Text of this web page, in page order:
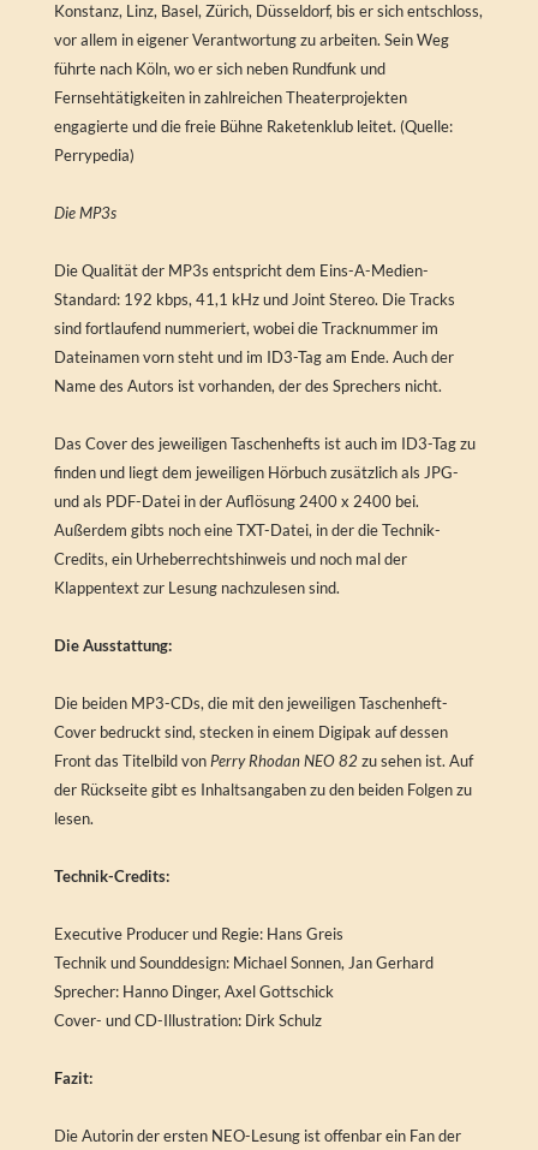
Konstanz, Linz, Basel, Zürich, Düsseldorf, bis er sich entschloss,
vor allem in eigener Verantwortung zu arbeiten. Sein Weg
führte nach Köln, wo er sich neben Rundfunk und
Fernsehtätigkeiten in zahlreichen Theaterprojekten
engagierte und die freie Bühne Raketenklub leitet. (Quelle:
Perrypedia)
Die MP3s
Die Qualität der MP3s entspricht dem Eins-A-Medien-
Standard: 192 kbps, 41,1 kHz und Joint Stereo. Die Tracks
sind fortlaufend nummeriert, wobei die Tracknummer im
Dateinamen vorn steht und im ID3-Tag am Ende. Auch der
Name des Autors ist vorhanden, der des Sprechers nicht.
Das Cover des jeweiligen Taschenhefts ist auch im ID3-Tag zu
finden und liegt dem jeweiligen Hörbuch zusätzlich als JPG-
und als PDF-Datei in der Auflösung 2400 x 2400 bei.
Außerdem gibts noch eine TXT-Datei, in der die Technik-
Credits, ein Urheberrechtshinweis und noch mal der
Klappentext zur Lesung nachzulesen sind.
Die Ausstattung:
Die beiden MP3-CDs, die mit den jeweiligen Taschenheft-
Cover bedruckt sind, stecken in einem Digipak auf dessen
Front das Titelbild von Perry Rhodan NEO 82 zu sehen ist. Auf
der Rückseite gibt es Inhaltsangaben zu den beiden Folgen zu
lesen.
Technik-Credits:
Executive Producer und Regie: Hans Greis
Technik und Sounddesign: Michael Sonnen, Jan Gerhard
Sprecher: Hanno Dinger, Axel Gottschick
Cover- und CD-Illustration: Dirk Schulz
Fazit:
Die Autorin der ersten NEO-Lesung ist offenbar ein Fan der